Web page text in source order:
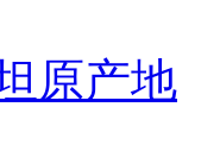
原产地